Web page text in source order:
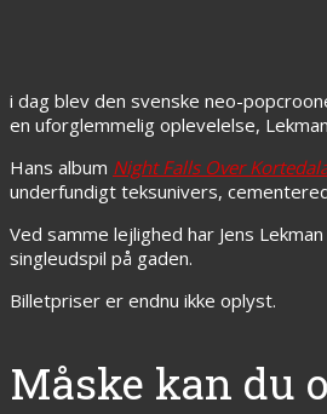
i dag blev den svenske neo-
en uforglemmelig oplevelelse,
Hans album Night Falls Over
underfundigt teksunivers,
Ved samme lejlighed har Jens
singleudspil på gaden.
Billetpriser er endnu ikke oplyst.
Måske kan du